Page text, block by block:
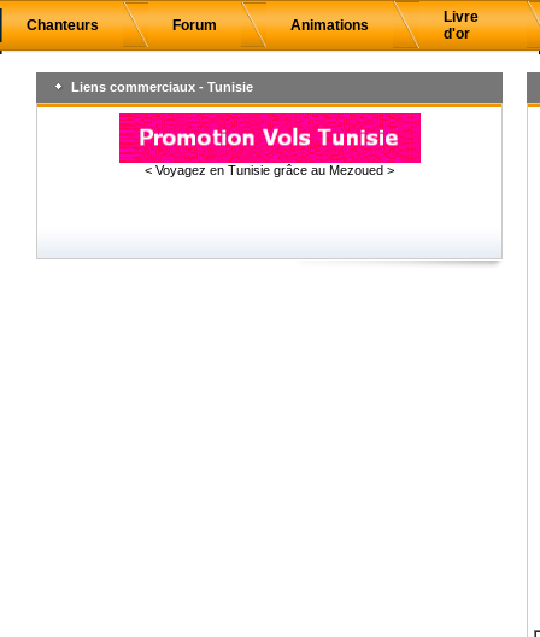
Chanteurs Forum Animations
Livre
d'or
Liens commerciaux - Tunisie
< Voyagez en Tunisie grâce au Mezoued >